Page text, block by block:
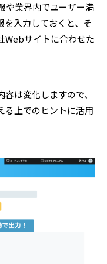
や業界内でユーザー満
入力しておくと、そ
Webサイトに合わせた
は変化しますので、
る上でのヒントに活用